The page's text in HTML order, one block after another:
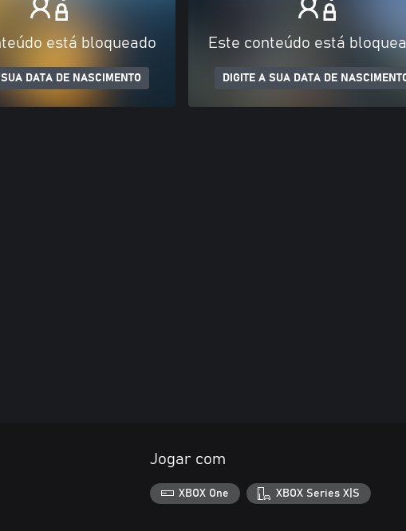
está bloqueado
SUA DATA DE NASCIMENTO
Este conteúdo está
DIGITE A SUA DATA DE
Jogar com
XBOX One XBOX Series X|S